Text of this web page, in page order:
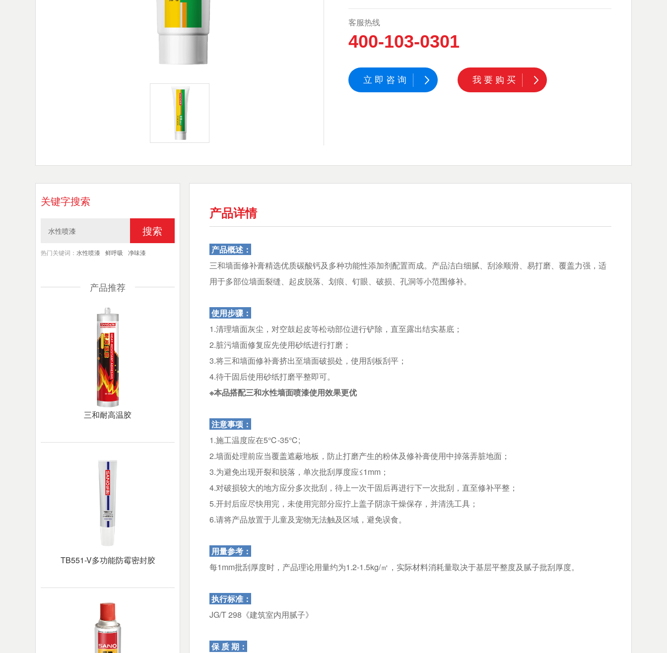
客服热线
400-103-0301
立即咨询 我要购买
产品详情
产品概述：
三和墙面修补膏精选优质碳酸钙及多种功能性添加剂配置而成。产品洁白细腻、刮涂顺滑、易打磨、覆盖力强，适
用于多部位墙面裂缝、起皮脱落、划痕、钉眼、破损、孔洞等小范围修补。
使用步骤：
1.清理墙面灰尘，对空鼓起皮等松动部位进行铲除，直至露出结实基底；
2.脏污墙面修复应先使用砂纸进行打磨；
3.将三和墙面修补膏挤出至墙面破损处，使用刮板刮平；
4.待干固后使用砂纸打磨平整即可。
※本品搭配三和水性墙面喷漆使用效果更优
注意事项：
1.施工温度应在5℃-35℃;
2.墙面处理前应当覆盖遮蔽地板，防止打磨产生的粉体及修补膏使用中掉落弄脏地面；
3.为避免出现开裂和脱落，单次批刮厚度应≤1mm；
4.对破损较大的地方应分多次批刮，待上一次干固后再进行下一次批刮，直至修补平整；
5.开封后应尽快用完，未使用完部分应拧上盖子阴凉干燥保存，并清洗工具；
6.请将产品放置于儿童及宠物无法触及区域，避免误食。
用量参考：
每1mm批刮厚度时，产品理论用量约为1.2-1.5kg/㎡，实际材料消耗量取决于基层平整度及腻子批刮厚度。
执行标准：
JG/T 298《建筑室内用腻子》
保 质 期：
关键字搜索
搜索
热门关键词： 水性喷漆 鲜呼吸 净味漆
产品推荐
三和耐高温胶
TB551-V多功能防霉密封胶